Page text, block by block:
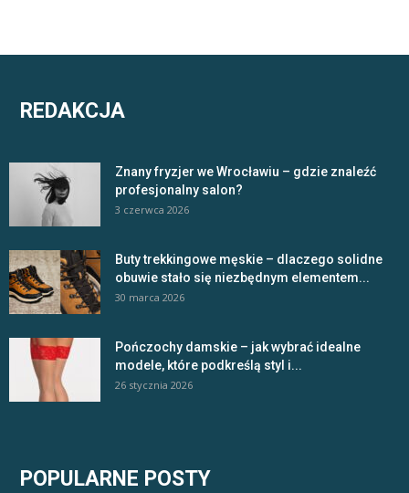
REDAKCJA
Znany fryzjer we Wrocławiu – gdzie znaleźć
profesjonalny salon?
3 czerwca 2026
Buty trekkingowe męskie – dlaczego solidne
obuwie stało się niezbędnym elementem...
30 marca 2026
Pończochy damskie – jak wybrać idealne
modele, które podkreślą styl i...
26 stycznia 2026
POPULARNE POSTY